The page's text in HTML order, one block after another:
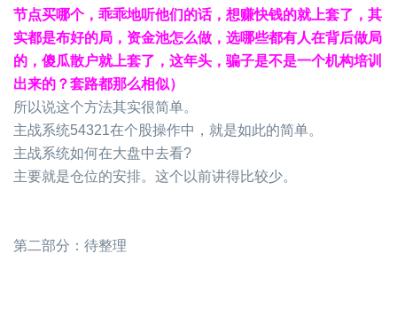
节点买哪个，乖乖地听他们的话，想赚快钱的就上套了，其
实都是布好的局，资金池怎么做，选哪些都有人在背后做局
的，傻瓜散户就上套了，这年头，骗子是不是一个机构培训
出来的？套路都那么相似）
所以说这个方法其实很简单。
主战系统54321在个股操作中，就是如此的简单。
主战系统如何在大盘中去看?
主要就是仓位的安排。这个以前讲得比较少。
第二部分：待整理